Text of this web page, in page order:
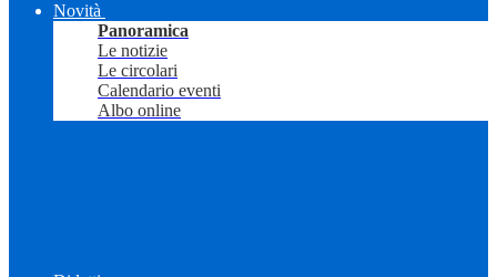
Novità
Panoramica
Le notizie
Le circolari
Calendario eventi
Albo online